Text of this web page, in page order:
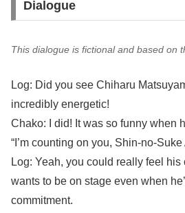
Dialogue
This dialogue is fictional and based on
Log: Did you see Chiharu
incredibly energetic!
Chako: I did! It was so funny when
“I’m counting on you, Shin-no-Suke
Log: Yeah, you could really feel
wants to be on stage even when
commitment.